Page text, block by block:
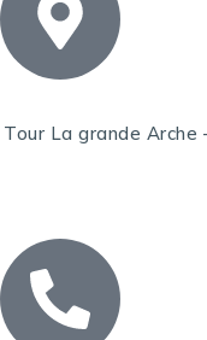
Tour La grande Arche